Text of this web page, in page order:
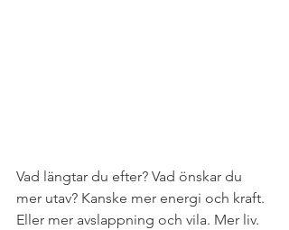
Vad längtar du efter? Vad önskar du
mer utav? Kanske mer energi och kraft.
Eller mer avslappning och vila. Mer liv.